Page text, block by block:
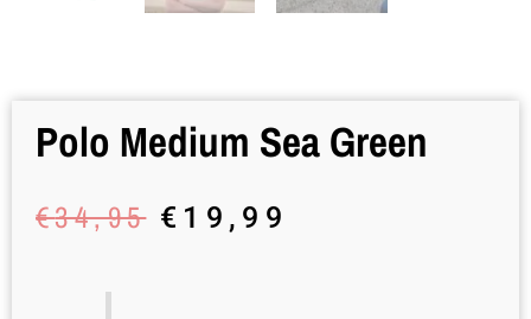
Polo Medium Sea Green
€34,95 Original
price
€ 19,99